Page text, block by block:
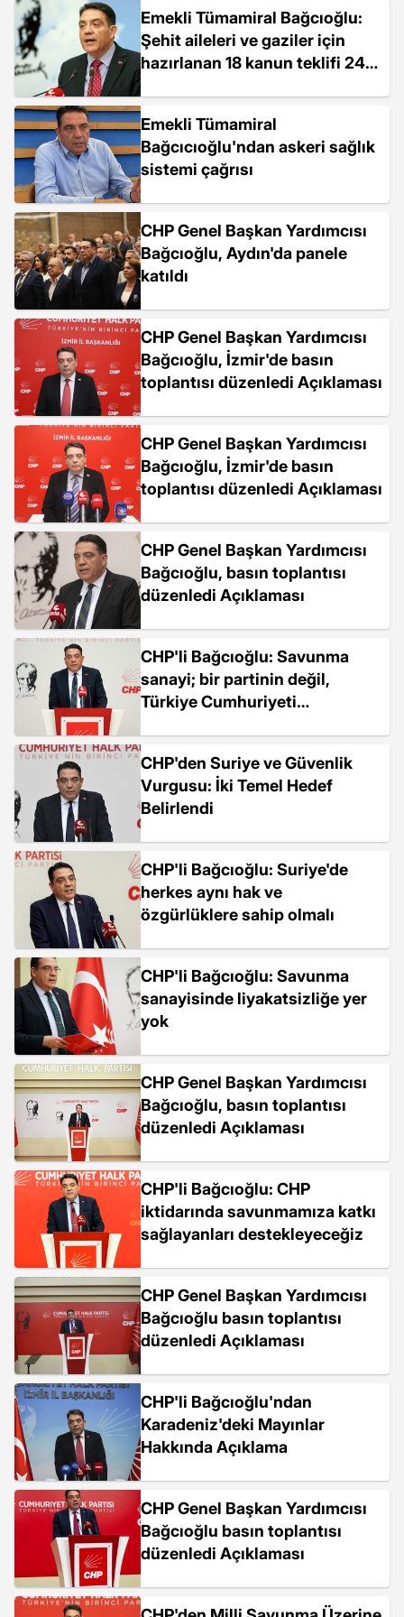
Emekli Tümamiral Bağcıoğlu:
Şehit aileleri ve gaziler için
hazırlanan 18 kanun teklifi 24
Emekli Tümamiral
Bağcıcıoğlu'ndan askeri sağlık
sistemi çağrısı
CHP Genel Başkan Yardımcısı
Bağcıoğlu, Aydın'da panele
katıldı
CHP Genel Başkan Yardımcısı
Bağcıoğlu, İzmir'de basın
toplantısı düzenledi Açıklaması
CHP Genel Başkan Yardımcısı
Bağcıoğlu, İzmir'de basın
toplantısı düzenledi Açıklaması
CHP Genel Başkan Yardımcısı
Bağcıoğlu, basın toplantısı
düzenledi Açıklaması
CHP'li Bağcıoğlu: Savunma
sanayi; bir partinin değil,
Türkiye Cumhuriyeti
CHP'den Suriye ve Güvenlik
Vurgusu: İki Temel Hedef
Belirlendi
CHP'li Bağcıoğlu: Suriye'de
herkes aynı hak ve
özgürlüklere sahip olmalı
CHP'li Bağcıoğlu: Savunma
sanayisinde liyakatsizliğe yer
yok
CHP Genel Başkan Yardımcısı
Bağcıoğlu, basın toplantısı
düzenledi Açıklaması
CHP'li Bağcıoğlu: CHP
iktidarında savunmamıza katkı
sağlayanları destekleyeceğiz
CHP Genel Başkan Yardımcısı
Bağcıoğlu basın toplantısı
düzenledi Açıklaması
CHP'li Bağcıoğlu'ndan
Karadeniz'deki Mayınlar
Hakkında Açıklama
CHP Genel Başkan Yardımcısı
Bağcıoğlu basın toplantısı
düzenledi Açıklaması